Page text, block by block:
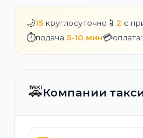
🌙15 круглосуточно 📱 2 с
⏱️подача 5-10 мин💳оплата:
🚕Компании